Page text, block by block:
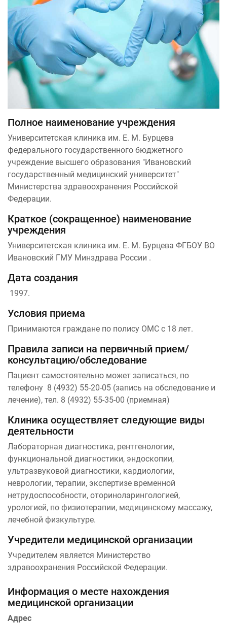
Полное наименование учреждения
Университетская клиника им. Е. М. Бурцева
федерального государственного бюджетного
учреждение высшего образования "Ивановский
государственный медицинский университет"
Министерства здравоохранения Российской
Федерации.
Краткое (сокращенное) наименование
учреждения
Университетская клиника им. Е. М. Бурцева ФГБОУ ВО
Ивановский ГМУ Минздрава России .
Дата создания
1997.
Условия приема
Принимаются граждане по полису ОМС с 18 лет.
Правила записи на первичный прием/
консультацию/обследование
Пациент самостоятельно может записаться, по
телефону 8 (4932) 55-20-05 (запись на обследование и
лечение), тел. 8 (4932) 55-35-00 (приемная)
Клиника осуществляет следующие виды
деятельности
Лабораторная диагностика, рентгенологии,
функциональной диагностики, эндоскопии,
ультразвуковой диагностики, кардиологии,
неврологии, терапии, экспертизе временной
нетрудоспособности, оториноларингологией,
урологией, по физиотерапии, медицинскому массажу,
лечебной физкультуре.
Учредители медицинской организации
Учредителем является Министерство
здравоохранения Российской Федерации.
Информация о месте нахождения
медицинской организации
Адрес